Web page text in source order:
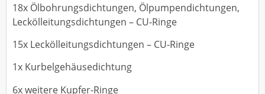
18x Ölbohrungsdichtungen, Ölpumpendichtungen,
Leckölleitungsdichtungen – CU-Ringe
15x Leckölleitungsdichtungen – CU-Ringe
1x Kurbelgehäusedichtung
6x weitere Kupfer-Ringe